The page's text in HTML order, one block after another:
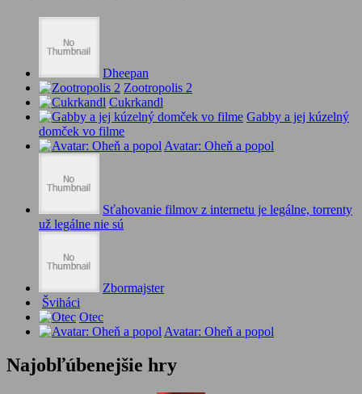
Dheepan
Zootropolis 2
Cukrkandl
Gabby a jej kúzelný
domček vo filme
Avatar: Oheň a popol
Sťahovanie filmov z internetu je legálne, torrenty
už legálne nie sú
Zbormajster
Šviháci
Otec
Avatar: Oheň a popol
Najobľúbenejšie hry